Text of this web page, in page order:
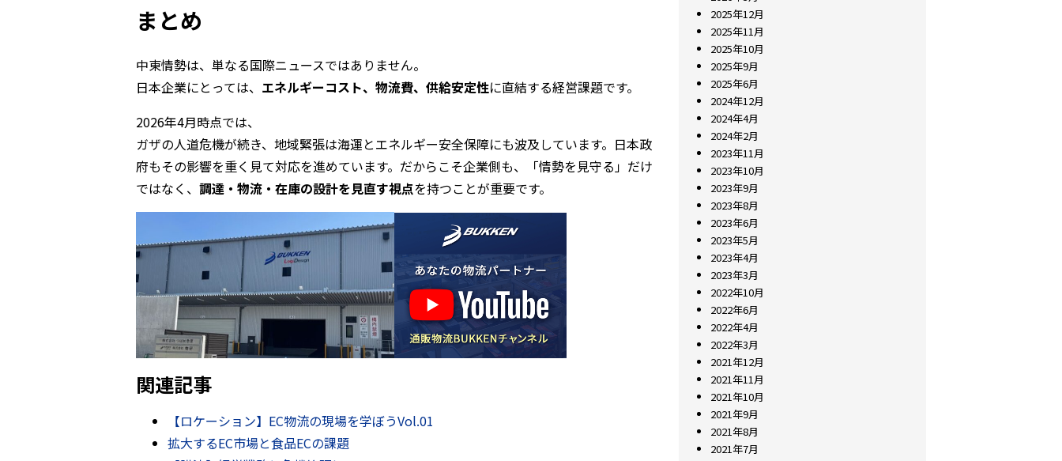
まとめ
中東情勢は、単なる国際ニュースではありません。
日本企業にとっては、 エネルギーコスト、物流費、供給安定性に直結する経営課題です。
2026年4月時点では、
ガザの人道危機が続き、地域緊張は海運とエネルギー安全保障にも波及しています。日本政
府もその影響を重く見て対応を進めています。だからこそ企業側も、「情勢を見守る」だけ
ではなく、 調達・物流・在庫の設計を見直す視点を持つことが重要です。
関連記事
【ロケーション】EC物流の現場を学ぼうVol.01
拡大するEC市場と食品ECの課題
2025年12月
2025年11月
2025年10月
2025年9月
2025年6月
2024年12月
2024年4月
2024年2月
2023年11月
2023年10月
2023年9月
2023年8月
2023年6月
2023年5月
2023年4月
2023年3月
2022年10月
2022年6月
2022年4月
2022年3月
2021年12月
2021年11月
2021年10月
2021年9月
2021年8月
2021年7月